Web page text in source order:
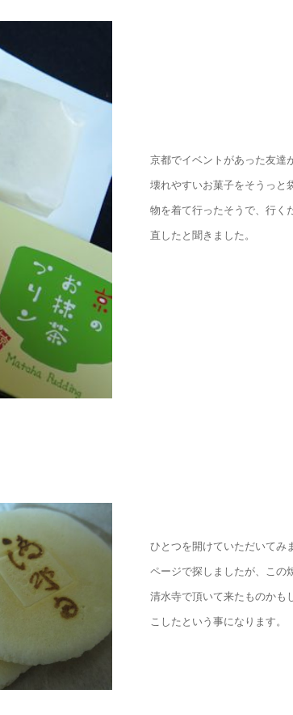
京都でイベントがあった友達
壊れやすいお菓子をそうっと
物を着て行ったそうで、行く
直したと聞きました。
ひとつを開けていただいてみ
ページで探しましたが、この
清水寺で頂いて来たものかも
こしたという事になります。